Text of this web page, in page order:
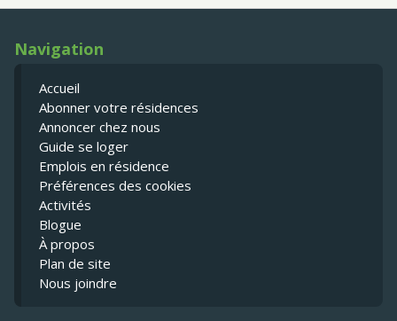
Navigation
Accueil
Abonner votre résidences
Annoncer chez nous
Guide se loger
Emplois en résidence
Préférences des cookies
Activités
Blogue
À propos
Plan de site
Nous joindre